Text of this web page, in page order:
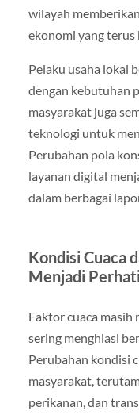
wilayah
ekonomi yang terus
Pelaku usaha lokal
dengan kebutuhan
masyarakat juga
teknologi untuk
Perubahan pola
layanan digital
dalam berbagai
Kondisi Cuaca
Menjadi
Faktor cuaca masih
sering menghiasi
Perubahan kondisi
masyarakat,
perikanan, dan